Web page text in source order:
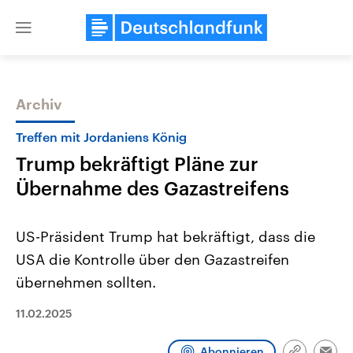
Close
Themen
Landtagswahl Sachsen-Anhalt
2026
Sachsen-Anhalt wählt am 6.
Bundesland von einer Koalition aus
den mächtigsten Ländern
mit großem Einfluss auf
Archiv
Treffen mit Jordaniens König
Trump bekräftigt Pläne zur
Übernahme des Gazastreifens
US-Präsident Trump hat bekräftigt, dass die
USA die Kontrolle über den Gazastreifen
übernehmen sollten.
11.02.2025